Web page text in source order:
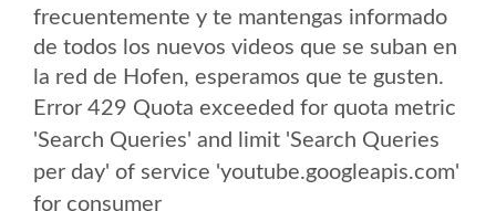
frecuentemente y te mantengas informado
de todos los nuevos videos que se suban en
la red de Hofen, esperamos que te gusten.
Error 429 Quota exceeded for quota metric
'Search Queries' and limit 'Search Queries
per day' of service 'youtube.googleapis.com'
for consumer